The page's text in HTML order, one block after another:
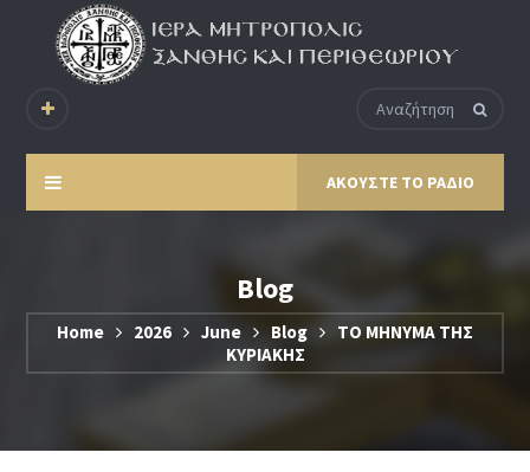
ΑΚΟΥΣΤΕ ΤΟ ΡΑΔΙΟ
Blog
Home 2026 June Blog
ΤΟ ΜΗΝΥΜΑ ΤΗΣ
ΚΥΡΙΑΚΗΣ